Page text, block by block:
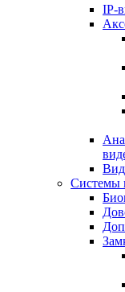
IP-
Системы